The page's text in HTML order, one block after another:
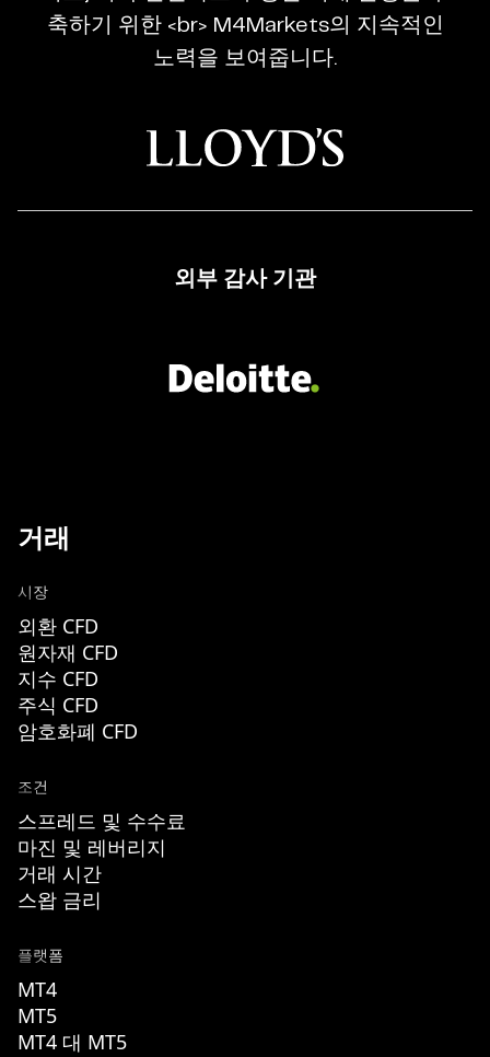
Broker
축하기 위한 <br> M4Markets의 지속적인
노력을 보여줍니다.
외부 감사 기관
거래
시장
외환 CFD
원자재 CFD
지수 CFD
주식 CFD
암호화폐 CFD
조건
스프레드 및 수수료
마진 및 레버리지
거래 시간
스왑 금리
플랫폼
MT4
MT5
MT4 대 MT5